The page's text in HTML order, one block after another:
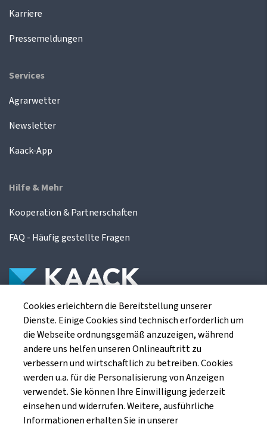
Karriere
Pressemeldungen
Services
Agrarwetter
Newsletter
Kaack-App
Hilfe & Mehr
Kooperation & Partnerschaften
FAQ - Häufig gestellte Fragen
Die Kaack Terminhandel GmbH ist ein
Finanzdienstleistungsinstitut für die europäischen
Agrarterminbörsen.
Kaack Terminhandel GmbH
Am Markt 8
49661 Cloppenburg
Cookies erleichtern die Bereitstellung unserer
Dienste. Einige Cookies sind technisch erforderlich um
die Webseite ordnungsgemäß anzuzeigen, während
andere uns helfen unseren Onlineauftritt zu
verbessern und wirtschaftlich zu betreiben. Cookies
werden u.a. für die Personalisierung von Anzeigen
verwendet. Sie können Ihre Einwilligung jederzeit
einsehen und widerrufen. Weitere, ausführliche
Informationen erhalten Sie in unserer